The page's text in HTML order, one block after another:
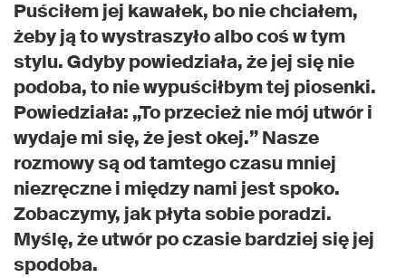
Puściłem jej kawałek, bo nie chciałem,
żeby ją to wystraszyło albo coś w tym
stylu. Gdyby powiedziała, że jej się nie
podoba, to nie wypuściłbym tej piosenki.
Powiedziała: „To przecież nie mój utwór i
wydaje mi się, że jest okej.” Nasze
rozmowy są od tamtego czasu mniej
niezręczne i między nami jest spoko.
Zobaczymy, jak płyta sobie poradzi.
Myślę, że utwór po czasie bardziej się jej
spodoba.